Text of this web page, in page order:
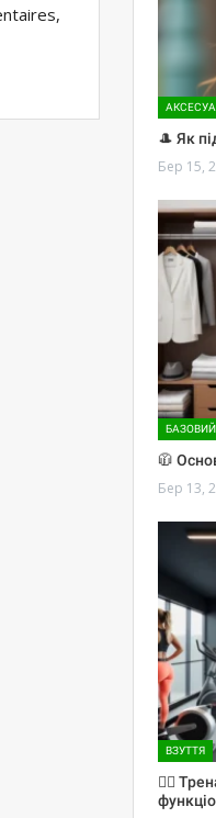
🎩 Як
Бер 15,
🧥
Бер 13,
ВЗУТТЯ
🏋️‍♀️